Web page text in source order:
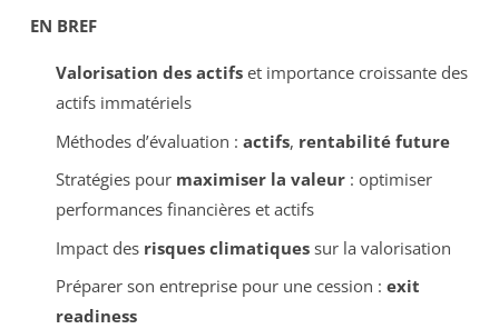
EN BREF
Valorisation des actifset importance croissante des
actifs immatériels
Méthodes d’évaluation : actifs, rentabilité future
Stratégies pour maximiser la valeur: optimiser
performances financières et actifs
Impact des risques climatiquessur la valorisation
Préparer son entreprise pour une cession : exit
readiness